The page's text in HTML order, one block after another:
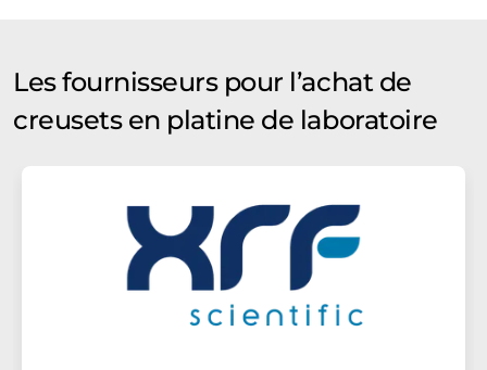
Les fournisseurs pour l’achat de
creusets en platine de laboratoire